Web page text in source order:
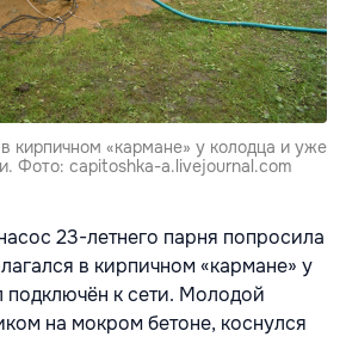
кирпичном «кармане» у колодца и уже
Фото: capitoshka-a.livejournal.com
23-летнего парня попросила
в кирпичном «кармане» у
подключён к сети. Молодой
на мокром бетоне, коснулся